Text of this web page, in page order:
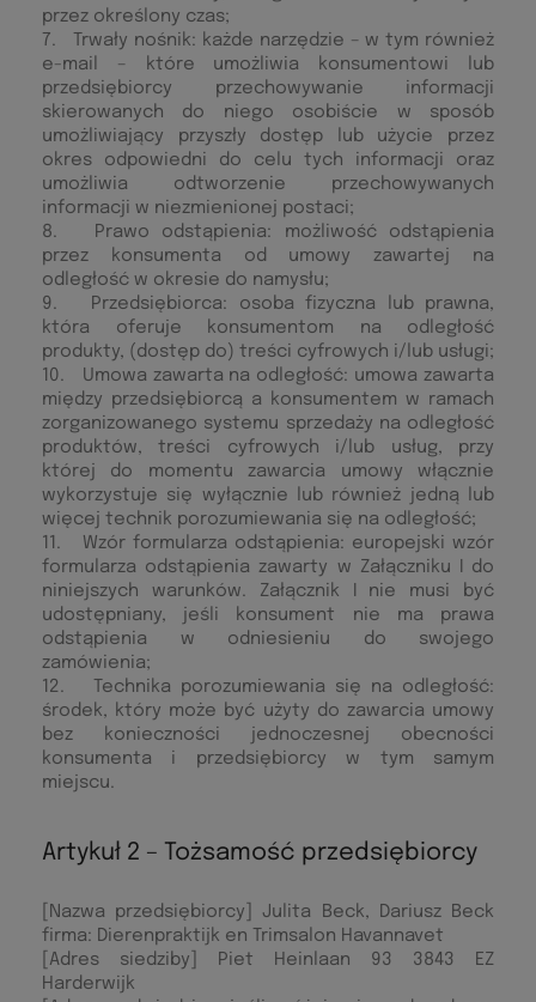
przez określony czas;
7. Trwały nośnik: każde narzędzie – w tym również
e-mail – które umożliwia konsumentowi lub
przedsiębiorcy przechowywanie informacji
skierowanych do niego osobiście w sposób
umożliwiający przyszły dostęp lub użycie przez
okres odpowiedni do celu tych informacji oraz
umożliwia odtworzenie przechowywanych
informacji w niezmienionej postaci;
8. Prawo odstąpienia: możliwość odstąpienia
przez konsumenta od umowy zawartej na
odległość w okresie do namysłu;
9. Przedsiębiorca: osoba fizyczna lub prawna,
która oferuje konsumentom na odległość
produkty, (dostęp do) treści cyfrowych i/lub usługi;
10. Umowa zawarta na odległość: umowa zawarta
między przedsiębiorcą a konsumentem w ramach
zorganizowanego systemu sprzedaży na odległość
produktów, treści cyfrowych i/lub usług, przy
której do momentu zawarcia umowy włącznie
wykorzystuje się wyłącznie lub również jedną lub
więcej technik porozumiewania się na odległość;
11. Wzór formularza odstąpienia: europejski wzór
formularza odstąpienia zawarty w Załączniku I do
niniejszych warunków. Załącznik I nie musi być
udostępniany, jeśli konsument nie ma prawa
odstąpienia w odniesieniu do swojego
zamówienia;
12. Technika porozumiewania się na odległość:
środek, który może być użyty do zawarcia umowy
bez konieczności jednoczesnej obecności
konsumenta i przedsiębiorcy w tym samym
miejscu.
Artykuł 2 – Tożsamość przedsiębiorcy
[Nazwa przedsiębiorcy] Julita Beck, Dariusz Beck
firma: Dierenpraktijk en Trimsalon Havannavet
[Adres siedziby] Piet Heinlaan 93 3843 EZ
Harderwijk